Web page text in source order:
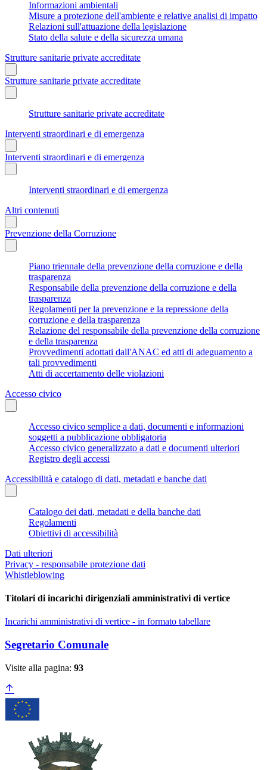
Informazioni ambientali
Misure a protezione dell'ambiente e relative analisi di impatto
Relazioni sull'attuazione della legislazione
Stato della salute e della sicurezza umana
Strutture sanitarie private accreditate
Strutture sanitarie private accreditate
Strutture sanitarie private accreditate
Interventi straordinari e di emergenza
Interventi straordinari e di emergenza
Interventi straordinari e di emergenza
Altri contenuti
Prevenzione della Corruzione
Piano triennale della prevenzione della corruzione e della
trasparenza
Responsabile della prevenzione della corruzione e della
trasparenza
Regolamenti per la prevenzione e la repressione della
corruzione e della trasparenza
Relazione del responsabile della prevenzione della corruzione
e della trasparenza
Provvedimenti adottati dall'ANAC ed atti di adeguamento a
tali provvedimenti
Atti di accertamento delle violazioni
Accesso civico
Accesso civico semplice a dati, documenti e informazioni
soggetti a pubblicazione obbligatoria
Accesso civico generalizzato a dati e documenti ulteriori
Registro degli accessi
Accessibilità e catalogo di dati, metadati e banche dati
Catalogo dei dati, metadati e della banche dati
Regolamenti
Obiettivi di accessibilità
Dati ulteriori
Privacy - responsabile protezione dati
Whistleblowing
Titolari di incarichi dirigenziali amministrativi di vertice
Incarichi amministrativi di vertice - in formato tabellare
Segretario Comunale
Visite alla pagina: 93